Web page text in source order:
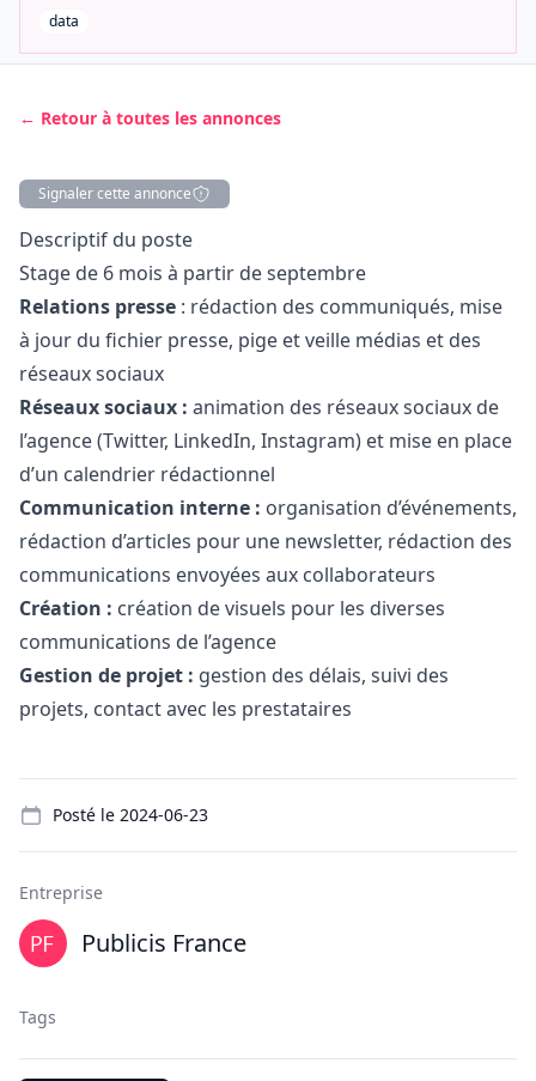
data
← Retour à toutes les annonces
Signaler cette annonce
Description
Descriptif du poste
Stage de 6 mois à partir de septembre
Relations presse : rédaction des communiqués, mise
à jour du fichier presse, pige et veille médias et des
réseaux sociaux
Réseaux sociaux : animation des réseaux sociaux de
l’agence (Twitter, LinkedIn, Instagram) et mise en place
d’un calendrier rédactionnel
Communication interne : organisation d’événements,
rédaction d’articles pour une newsletter, rédaction des
communications envoyées aux collaborateurs
Création : création de visuels pour les diverses
communications de l’agence
Gestion de projet : gestion des délais, suivi des
projets, contact avec les prestataires
Posté le 2024-06-23
Entreprise
Publicis France
Tags